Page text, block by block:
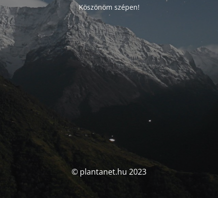
Köszönöm szépen!
© plantanet.hu 2023